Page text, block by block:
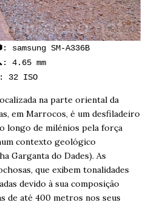
SM-A336B
mm
ISO
na parte oriental da
em Marrocos, é um desfiladeiro
longo de milénios pela força
contexto geológico
Garganta do Dades). As
que exibem tonalidades
devido à sua composição
de até 400 metros nos seus